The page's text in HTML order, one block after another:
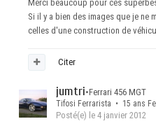
Merci beaucoup pour ces
Si il y a bien des images que je ne
celles d'une construction de
Citer
jumtri•Ferrari 456 MGT
Tifosi Ferrarista • 15 ans
Posté(e) le 4 janvier 2012